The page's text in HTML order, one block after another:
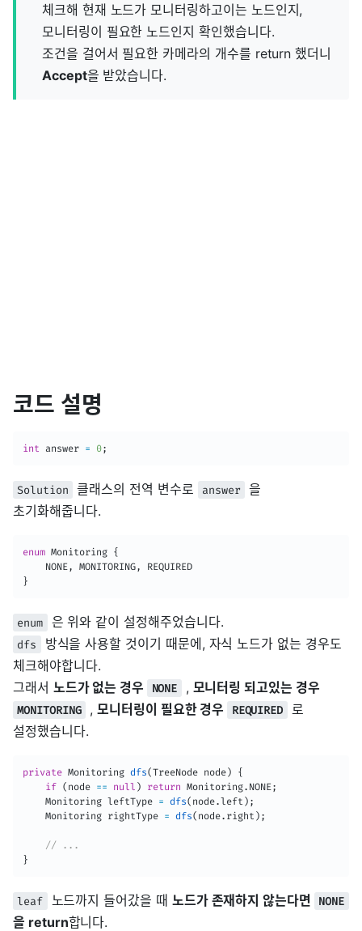
체크해 현재 노드가 모니터링하고이는 노드인지,
모니터링이 필요한 노드인지 확인했습니다.
조건을 걸어서 필요한 카메라의 개수를 return 했더니
Accept을 받았습니다.
코드 설명
int answer = 0;
Solution 클래스의 전역 변수로 answer
을
초기화해줍니다.
enum Monitoring {
    NONE
, MONITORING,
}
enum 은 위와 같이 설정해주었습니다.
dfs
방식을 사용할 것이기 때문에, 자식 노드가 없는 경우도
체크해야합니다.
그래서 노드가 없는 경우 NONE , 모니터링 되고있는 경우
MONITORING ,모니터링이 필요한 경우 REQUIRED
로
설정했습니다.
private Monitoring dfs(TreeNode node)
{
if ( node == null ) return Monitoring. NONE ;
Monitoring leftType = dfs( node.left ) ;
Monitoring rightType = dfs( node. right ) ;
// ...
}
leaf 노드까지 들어갔을 때 노드가 존재하지 않는다면 NONE
을 return합니다.